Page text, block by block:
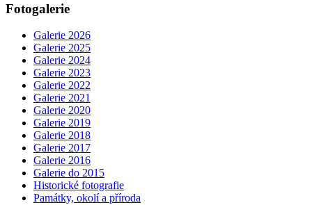
Fotogalerie
Galerie 2026
Galerie 2025
Galerie 2024
Galerie 2023
Galerie 2022
Galerie 2021
Galerie 2020
Galerie 2019
Galerie 2018
Galerie 2017
Galerie 2016
Galerie do 2015
Historické fotografie
Památky, okolí a příroda